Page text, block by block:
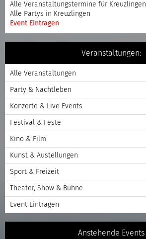
Alle Veranstaltungstermine für Kreuzlingen
Alle Partys in Kreuzlingen
Event Eintragen
Veranstaltungen:
Alle Veranstaltungen
Party & Nachtleben
Konzerte & Live Events
Festival & Feste
Kino & Film
Kunst & Austellungen
Sport & Freizeit
Theater, Show & Bühne
Event Eintragen
Anstehende Events